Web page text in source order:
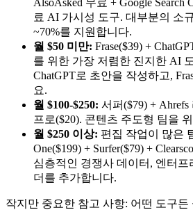
료 AI 가시성 도구. 대부분의 소
~70%를 지원합니다.
월 $50 미만: Frase($39) +
를 위한 가장 저렴한 진지한 AI
ChatGPT로 초안을 작성하고,
요.
월 $100-$250: 서퍼($79) +
프로($20). 콘텐츠 주도형 팀을
월 $250 이상: 편집 작업이 많은
One($199) + Surfer($79) +
심층적인 경쟁사 데이터, 엔터프
더를 추가합니다.
작지만 중요한 참고 사항: 어떤 도구든